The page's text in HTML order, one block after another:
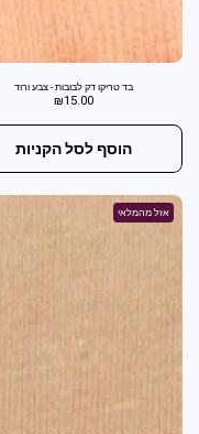
בד טריקו דק לבובות - צבע ורוד
₪15.00
הוסף לסל הקניות
אזל מהמלאי